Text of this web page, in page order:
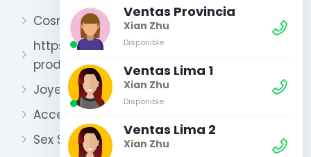
Cosmética
https://xianzhu.pe/categoria-
producto/perfumeria-2/
Joyería
Accesorios y otros
Sex Shop
Ventas Provincia
Xian Zhu
Disponible
Ventas Lima 1
Xian Zhu
Disponible
Ventas Lima 2
Xian Zhu